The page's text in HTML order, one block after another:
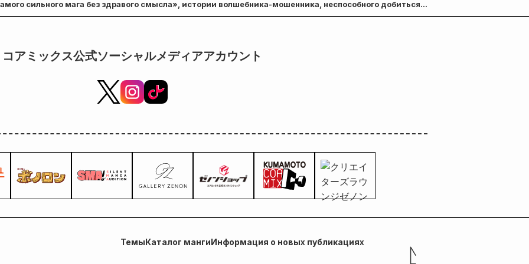
6-сильного мага без здравого смысла», истории волшебника-мошенника, неспособного добиться
выйдет 7 марта!
コアミックス公式ソーシャルメディアアカウント
ТемыКаталог мангиИнформация о новых публикациях